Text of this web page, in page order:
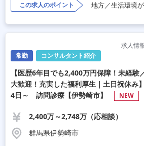
この求人のポイント 地方／生活環境
常勤 コンサルタント紹介
求人情
【医歴6年目でも2,400万円保障！未経
大歓迎！充実した福利厚生｜土日祝休
4日～ 訪問診療【伊勢崎市】
NEW
2,400万～2,748万（応相談）
群馬県伊勢崎市